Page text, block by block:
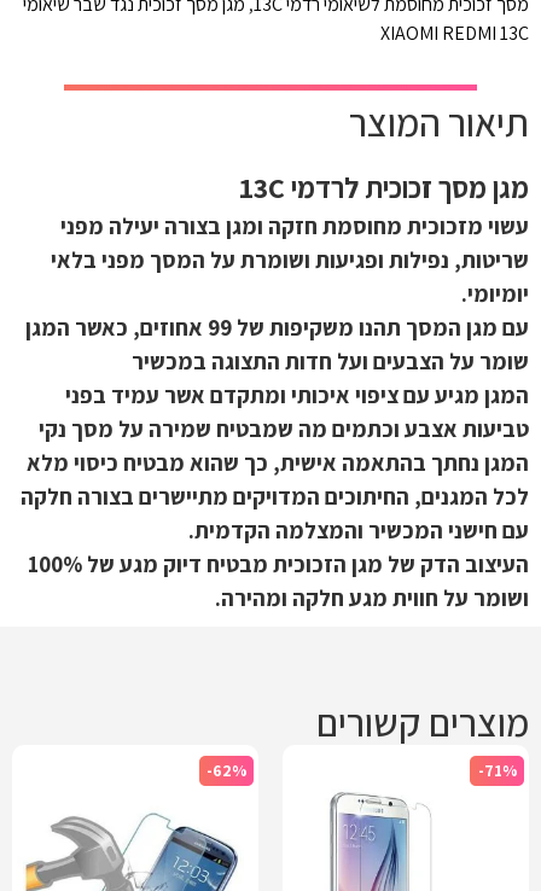
XIAOMI REDMI 13C
תיאור המוצר
מגן מסך זכוכית לרדמי 13C
עשוי מזכוכית מחוסמת חזקה ומגן בצורה יעילה מפני
שריטות, נפילות ופגיעות ושומרת על המסך מפני בלאי
יומיומי.
עם מגן המסך תהנו משקיפות של 99 אחוזים, כאשר המגן
שומר על הצבעים ועל חדות התצוגה במכשיר
המגן מגיע עם ציפוי איכותי ומתקדם אשר עמיד בפני
טביעות אצבע וכתמים מה שמבטיח שמירה על מסך נקי
המגן נחתך בהתאמה אישית, כך שהוא מבטיח כיסוי מלא
לכל המגנים, החיתוכים המדויקים מתיישרים בצורה חלקה
עם חישני המכשיר והמצלמה הקדמית.
העיצוב הדק של מגן הזכוכית מבטיח דיוק מגע של 100%
ושומר על חווית מגע חלקה ומהירה.
מוצרים קשורים
-71%
-62%